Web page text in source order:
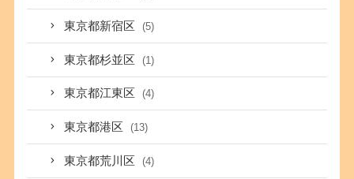
東京都新宿区 (5)
東京都杉並区 (1)
東京都江東区 (4)
東京都港区 (13)
東京都荒川区 (4)